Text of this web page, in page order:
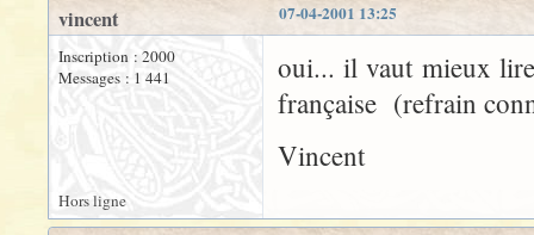
07-04-2001 13:25
vincent
Inscription : 2000
Messages : 1 441
oui... il vaut mieux
française (refrain
Vincent
Hors ligne